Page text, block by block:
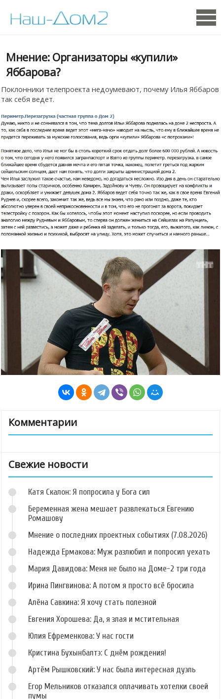
Мнение: Организаторы «купили»
Яббарова?
Поклонники телепроекта недоумевают, почему Илья Яббаров
так себя ведет.
Комментарии
Свежие новости
Катя Скалон: Я попросила у Бога сил
Беременная жена мешает развлекаться Евгению
Ромашову
Мнение о последних проектных событиях (7.08.2026)
Надежда Ермакова: Муж разлюбил и попросил уехать
Мария Давидова: Меня не было на Доме-2 три года
Ирина Пингвинова: А потом я просто всё бросила
Алёна Савкина: Я хочу стать полезной
Евгения Хорошева: Да, я злая и мстительная
Юлия Ефременкова: У нас гости
Кристина Бухынбалтэ: С днём рождения!
Артём Рышковский: У нас была интересная дуэль
Егор Мельников отказался оплачивать хотелки своей
пумы